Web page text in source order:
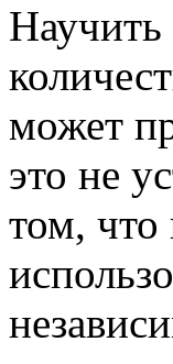
Научить
может
это не
том, что